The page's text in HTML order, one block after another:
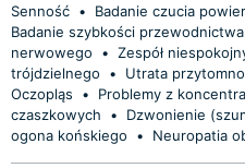
Senność • Badanie czucia
Badanie szybkości
nerwowego
• Zespół
trójdzielnego
• Utrata
Oczopląs
• Problemy z
czaszkowych
• Dzwonienie
ogona końskiego
• Neuropatia